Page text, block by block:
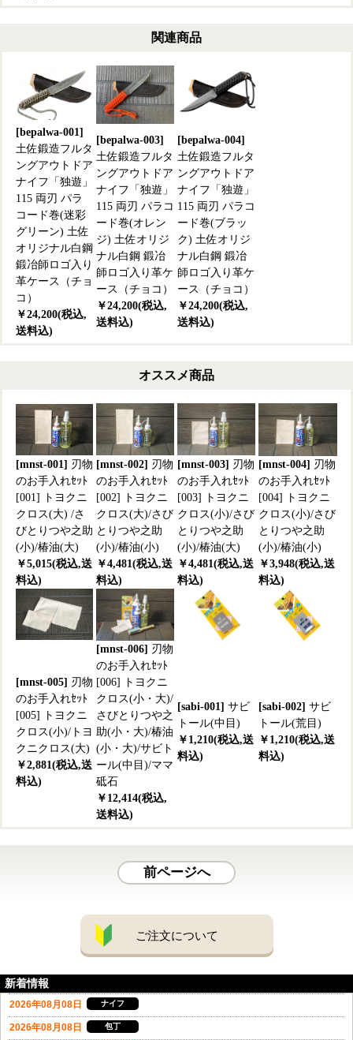
関連商品
[bepalwa-001]
土佐鍛造フルタ
ングアウトドア
ナイフ「独遊」
115 両刃 パラ
コード巻(迷彩
グリーン) 土佐
オリジナル白鋼
鍛冶師ロゴ入り
革ケース（チョ
コ）
￥24,200(税込,
送料込)
[bepalwa-003]
土佐鍛造フルタ
ングアウトドア
ナイフ「独遊」
115 両刃 パラコ
ード巻(オレン
ジ) 土佐オリジ
ナル白鋼 鍛冶
師ロゴ入り革ケ
ース（チョコ）
￥24,200(税込,
送料込)
[bepalwa-004]
土佐鍛造フルタ
ングアウトドア
ナイフ「独遊」
115 両刃 パラコ
ード巻(ブラッ
ク) 土佐オリジ
ナル白鋼 鍛冶
師ロゴ入り革ケ
ース（チョコ）
￥24,200(税込,
送料込)
オススメ商品
[mnst-001] 刃物
のお手入れｾｯﾄ
[001] トヨクニ
クロス(大) /さ
びとりつや之助
(小)/椿油(大)
￥5,015(税込,送
料込)
[mnst-002] 刃物
のお手入れｾｯﾄ
[002] トヨクニ
クロス(大)/さび
とりつや之助
(小)/椿油(小)
￥4,481(税込,送
料込)
[mnst-003] 刃物
のお手入れｾｯﾄ
[003] トヨクニ
クロス(小)/さび
とりつや之助
(小)/椿油(大)
￥4,481(税込,送
料込)
[mnst-004] 刃物
のお手入れｾｯﾄ
[004] トヨクニ
クロス(小)/さび
とりつや之助
(小)/椿油(小)
￥3,948(税込,送
料込)
[mnst-005] 刃物
のお手入れｾｯﾄ
[005] トヨクニ
クロス(小)/トヨ
クニクロス(大)
￥2,881(税込,送
料込)
[mnst-006] 刃物
のお手入れｾｯﾄ
[006] トヨクニ
クロス(小・大)/
さびとりつや之
助(小・大)/椿油
(小・大)/サビト
ール(中目)/ママ
砥石
￥12,414(税込,
送料込)
[sabi-001] サビ
トール(中目)
￥1,210(税込,送
料込)
[sabi-002] サビ
トール(荒目)
￥1,210(税込,送
料込)
前ページへ
ご注文について
新着情報